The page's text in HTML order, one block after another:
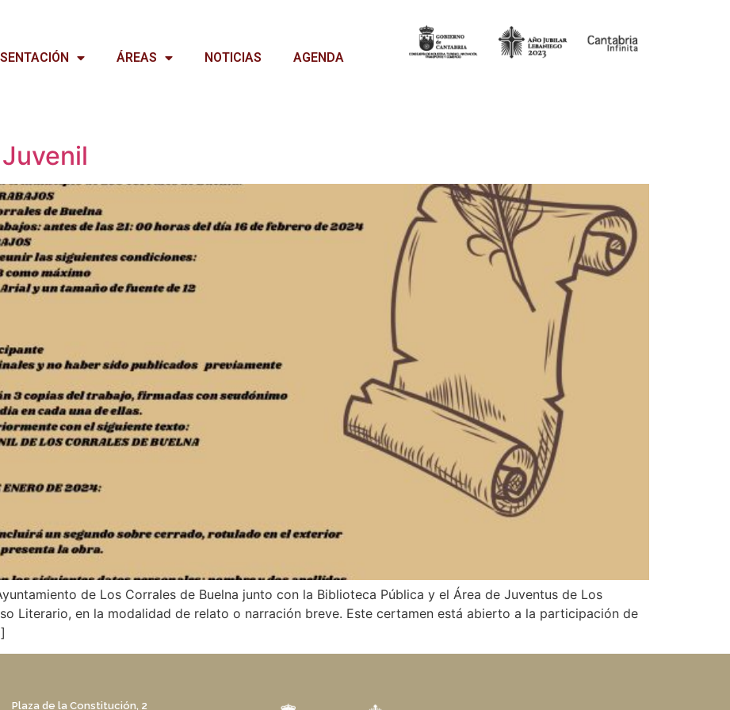
ÁREAS NOTICIAS AGENDA
de Los Corrales de Buelna junto con la Biblioteca Pública y el Área de Juventus de Los
Literario, en la modalidad de relato o narración breve. Este certamen está abierto a la participación de
Plaza de la Constitución, 2